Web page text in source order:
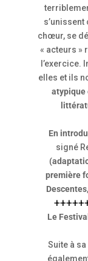
s’unissent
chœur, se
« acteurs »
l’exercice.
elles et ils
atypique
En
signé
première
Descentes
Le
Suite à